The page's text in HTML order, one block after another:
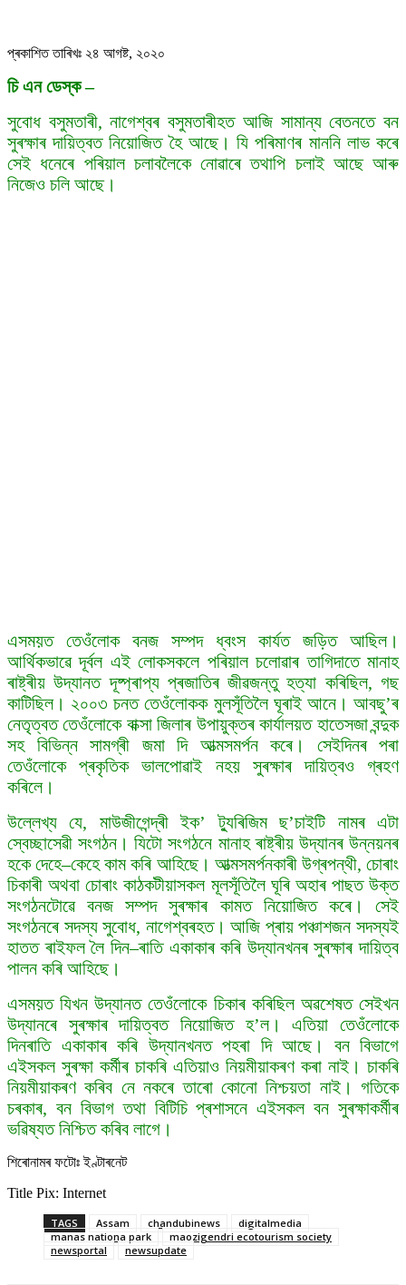
প্ৰকাশিত তাৰিখঃ ২৪ আগষ্ট, ২০২০
চি এন ডেস্ক–
সুবোধ বসুমতাৰী, নাগেশ্বৰ বসুমতাৰীহত আজি সামান্য বেতনতে বন
সুৰক্ষাৰ দায়িত্বত নিয়োজিত হৈ আছে। যি পৰিমাণৰ মাননি লাভ কৰে
সেই ধনেৰে পৰিয়াল চলাবলৈকে নোৱাৰে তথাপি চলাই আছে আৰু
নিজেও চলি আছে।
এসময়ত তেওঁলোক বনজ সম্পদ ধ্বংস কাৰ্যত জড়িত আছিল।
আৰ্থিকভাৱে দূৰ্বল এই লোকসকলে পৰিয়াল চলোৱাৰ তাগিদাতে মানাহ
ৰাষ্ট্ৰীয় উদ্যানত দূষ্প্ৰাপ্য প্ৰজাতিৰ জীৱজন্তু হত্যা কৰিছিল, গছ
কাটিছিল। ২০০৩ চনত তেওঁলোকক মুলসূঁতিলৈ ঘূৰাই আনে। আবছু’ৰ
নেতৃত্বত তেওঁলোকে বাক্সা জিলাৰ উপায়ুক্তৰ কাৰ্যালয়ত হাতেসজা বন্দুক
সহ বিভিন্ন সামগ্ৰী জমা দি আত্মসমৰ্পন কৰে। সেইদিনৰ পৰা
তেওঁলোকে প্ৰকৃতিক ভালপোৱাই নহয় সুৰক্ষাৰ দায়িত্বও গ্ৰহণ
কৰিলে।
উল্লেখ্য যে, মাউজীগেন্দ্ৰী ইক’ ট্যুৰিজিম ছ’চাইটি নামৰ এটা
স্বেচ্ছাসেৱী সংগঠন। যিটো সংগঠনে মানাহ ৰাষ্ট্ৰীয় উদ্যানৰ উন্নয়নৰ
হকে দেহে–কেহে কাম কৰি আহিছে। আত্মসমৰ্পনকাৰী উগ্ৰপন্থী, চোৰাং
চিকাৰী অথবা চোৰাং কাঠকটীয়াসকল মূলসূঁতিলৈ ঘূৰি অহাৰ পাছত উক্ত
সংগঠনটোৱে বনজ সম্পদ সুৰক্ষাৰ কামত নিয়োজিত কৰে। সেই
সংগঠনৰে সদস্য সুবোধ, নাগেশ্বৰহত। আজি প্ৰায় পঞ্চাশজন সদস্যই
হাতত ৰাইফল লৈ দিন–ৰাতি একাকাৰ কৰি উদ্যানখনৰ সুৰক্ষাৰ দায়িত্ব
পালন কৰি আহিছে।
এসময়ত যিখন উদ্যানত তেওঁলোকে চিকাৰ কৰিছিল অৱশেষত সেইখন
উদ্যানৰে সুৰক্ষাৰ দায়িত্বত নিয়োজিত হ’ল। এতিয়া তেওঁলোকে
দিনৰাতি একাকাৰ কৰি উদ্যানখনত পহৰা দি আছে। বন বিভাগে
এইসকল সুৰক্ষা কৰ্মীৰ চাকৰি এতিয়াও নিয়মীয়াকৰণ কৰা নাই। চাকৰি
নিয়মীয়াকৰণ কৰিব নে নকৰে তাৰো কোনো নিশ্চয়তা নাই। গতিকে
চৰকাৰ, বন বিভাগ তথা বিটিচি প্ৰশাসনে এইসকল বন সুৰক্ষাকৰ্মীৰ
ভৱিষ্যত নিশ্চিত কৰিব লাগে।
শিৰোনামৰ ফটোঃ ইণ্টাৰনেট
Title Pix: Internet
TAGS Assam chandubinews
digitalmedia
manas nationa park
maozigendri ecotourism society
newsportal
newsupdate